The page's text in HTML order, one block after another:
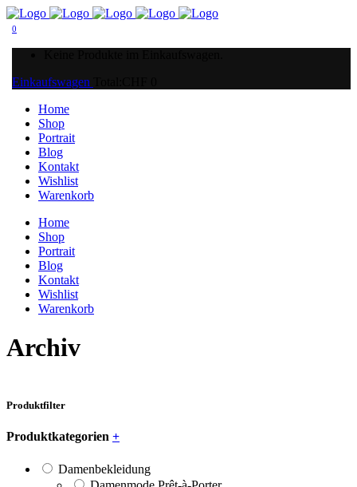
0
Einkaufswagen
Home
Shop
Portrait
Blog
Kontakt
Wishlist
Warenkorb
Home
Shop
Portrait
Blog
Kontakt
Wishlist
Warenkorb
Archiv
Produktfilter
Produktkategorien +
Damenbekleidung